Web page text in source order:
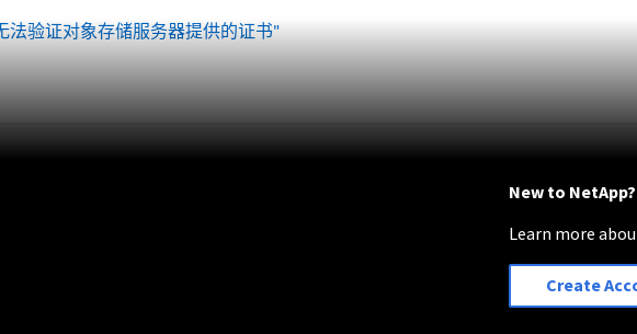
法验证对象存储服务器提供的证书"
New to NetApp?
Learn more
Create